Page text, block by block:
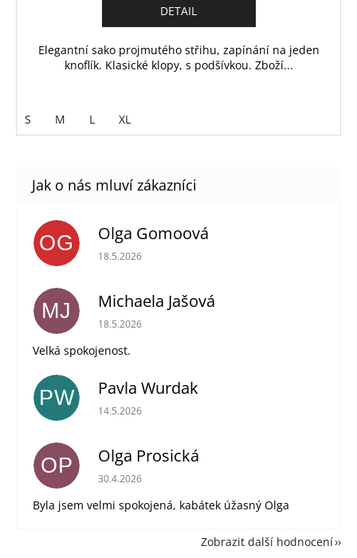
DETAIL
Elegantní sako projmutého střihu, zapínání na jeden
knoflík. Klasické klopy, s podšívkou. Zboží...
S M L XL
OG Olga Gomoová
Hodnocení obchodu je 5 z 5 hvězdiček.
18.5.2026
MJ Michaela Jašová
Hodnocení obchodu je 5 z 5 hvězdiček.
18.5.2026
Velká spokojenost.
PW Pavla Wurdak
Hodnocení obchodu je 5 z 5 hvězdiček.
14.5.2026
OP Olga Prosická
Hodnocení obchodu je 5 z 5 hvězdiček.
30.4.2026
Byla jsem velmi spokojená, kabátek úžasný Olga
Zobrazit další hodnocení